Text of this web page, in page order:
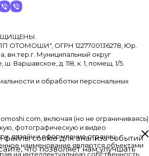
ОТОМОШИ", ОГРН 1227700136278, Юр.
вн.тер.г. Муниципальный округ
Варшавское, д. 118, к. 1, помещ. 1/5.
и обработки персональных
включая (но не ограничиваясь)
фотографическую и видео
дизайн и оформление страниц,
наименование являются объектами
на интеллектуальную собственность,
файлы cookie для анализа событий
что позволяет нам улучшать